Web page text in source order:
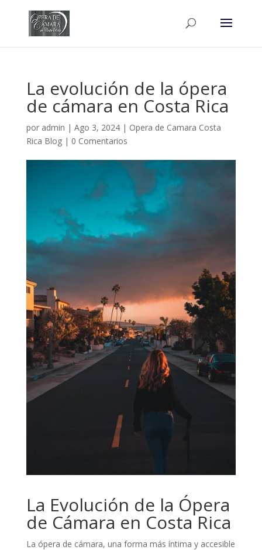
La evolución de la ópera
de cámara en Costa Rica
por admin | Ago 3, 2024| Opera de Camara Costa
Rica Blog| 0 Comentarios
La Evolución de la Ópera
de Cámara en Costa Rica
La ópera de cámara, una forma más íntima y accesible